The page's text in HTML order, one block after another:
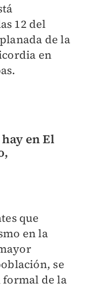
12 del
de la
en
en El
que
en la
se
de la